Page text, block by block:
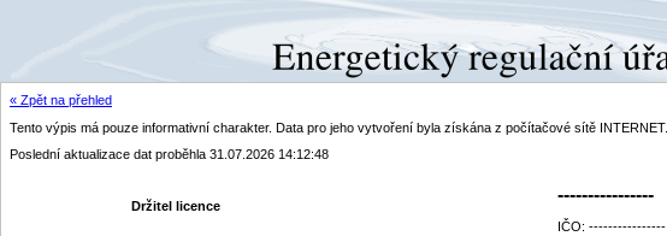
« Zpět na přehled
Tento výpis má pouze informativní charakter. Data pro jeho vytvoření byla získána z počítačové sítě INTERNET.
Poslední aktualizace dat proběhla 31.07.2026 14:12:48
Držitel licence
----------------
IČO: ----------------